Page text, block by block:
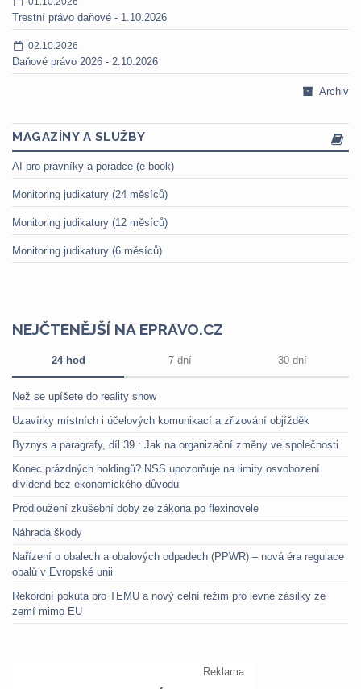
Trestní právo daňové - 1.10.2026
02.10.2026
Daňové právo 2026 - 2.10.2026
Archiv
MAGAZÍNY A SLUŽBY
AI pro právníky a poradce (e-book)
Monitoring judikatury (24 měsíců)
Monitoring judikatury (12 měsíců)
Monitoring judikatury (6 měsíců)
NEJČTENĚJŠÍ NA EPRAVO.CZ
24 hod 7 dní 30 dní
Než se upíšete do reality show
Uzavírky místních i účelových komunikací a zřizování objížděk
Byznys a paragrafy, díl 39.: Jak na organizační změny ve společnosti
Konec prázdných holdingů? NSS upozorňuje na limity osvobození
dividend bez ekonomického důvodu
Prodloužení zkušební doby ze zákona po flexinovele
Náhrada škody
Nařízení o obalech a obalových odpadech (PPWR) – nová éra regulace
obalů v Evropské unii
Rekordní pokuta pro TEMU a nový celní režim pro levné zásilky ze
zemí mimo EU